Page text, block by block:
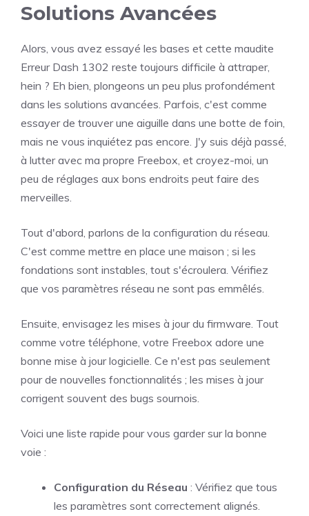
Solutions Avancées
Alors, vous avez essayé les bases et cette maudite
Erreur Dash 1302 reste toujours difficile à attraper,
hein ? Eh bien, plongeons un peu plus profondément
dans les solutions avancées. Parfois, c'est comme
essayer de trouver une aiguille dans une botte de foin,
mais ne vous inquiétez pas encore. J'y suis déjà passé,
à lutter avec ma propre Freebox, et croyez-moi, un
peu de réglages aux bons endroits peut faire des
merveilles.
Tout d'abord, parlons de la configuration du réseau.
C'est comme mettre en place une maison ; si les
fondations sont instables, tout s'écroulera. Vérifiez
que vos paramètres réseau ne sont pas emmêlés.
Ensuite, envisagez les mises à jour du firmware. Tout
comme votre téléphone, votre Freebox adore une
bonne mise à jour logicielle. Ce n'est pas seulement
pour de nouvelles fonctionnalités ; les mises à jour
corrigent souvent des bugs sournois.
Voici une liste rapide pour vous garder sur la bonne
voie :
Configuration du Réseau : Vérifiez que tous
les paramètres sont correctement alignés.